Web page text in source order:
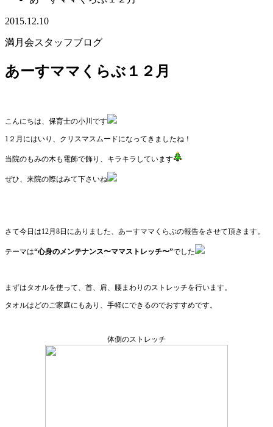
2015.12.10
満月会スタッフブログ
あーすママくらぶ１２月
こんにちは、保育士の小川です
1２月にはいり、クリスマスムードになってきましたね！
当院のもみの木も 電飾で飾り、キラキラしています
ぜひ、来院の際はみて下さいね
さて今日は12月8日にありました、あーすママくらぶの報告をさせて頂きます。
テーマは“心身のメンテナンス〜ママストレッチ〜”でした
まずはタオルを使って、首、肩、腰まわりのストレッチを行います。
タオルはどのご家庭にもあり、手軽にできるのでおすすめです。
体側のストレッチ